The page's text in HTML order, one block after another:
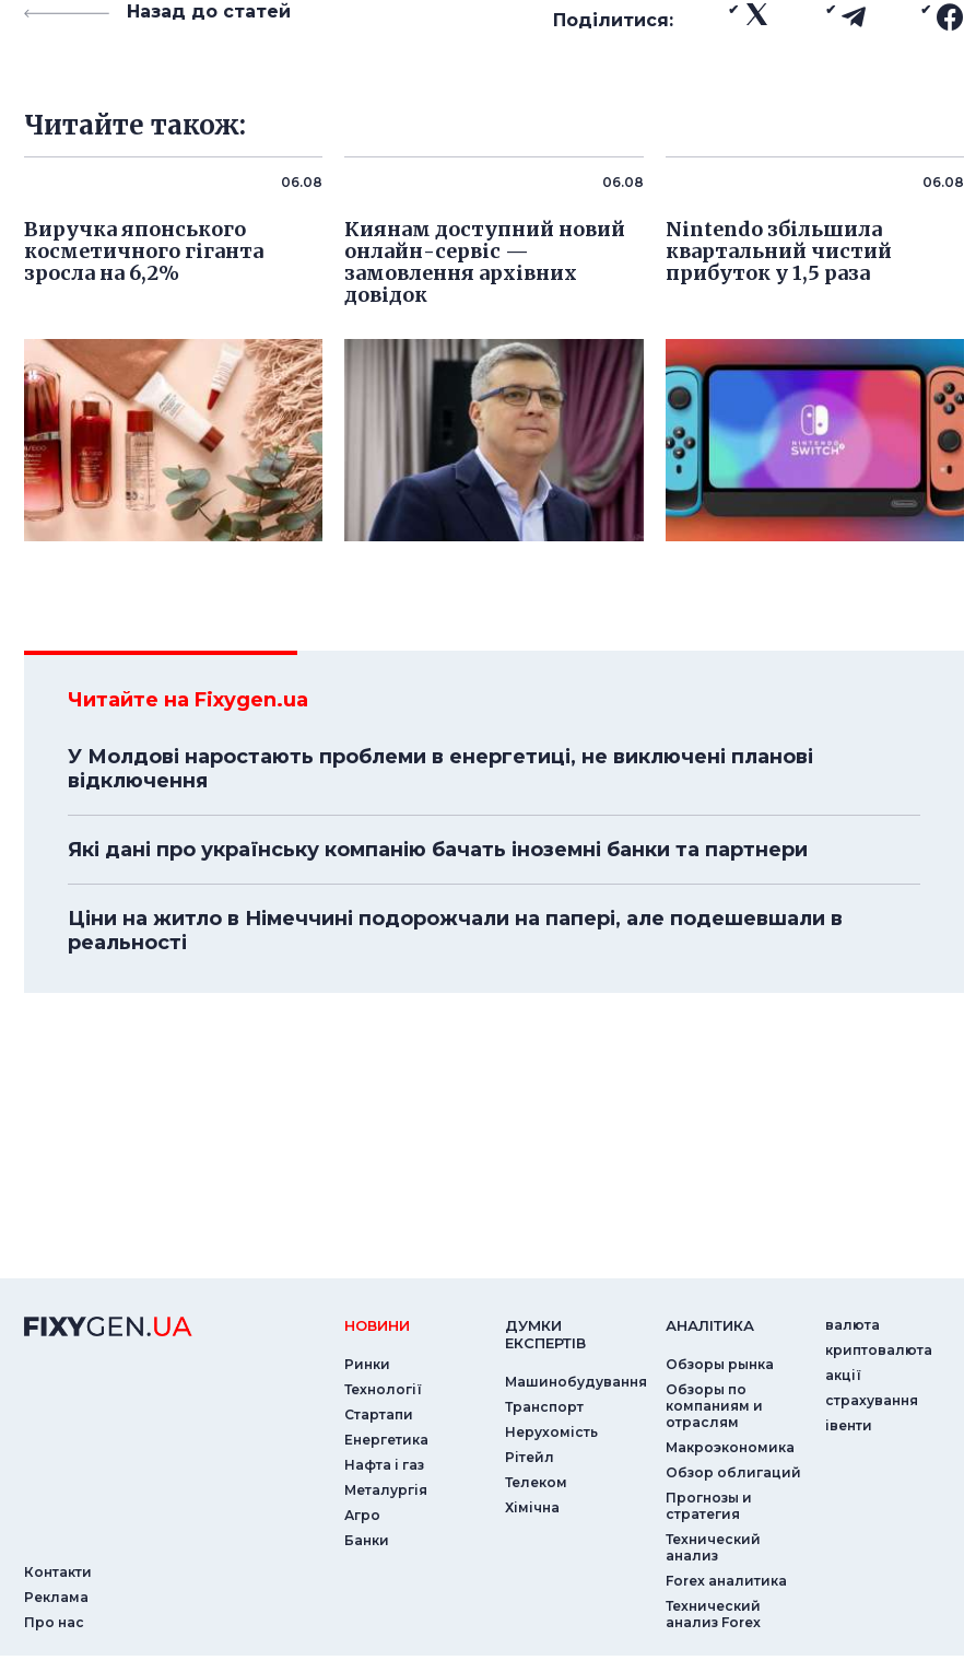
Назад до статей Поділитися:
Читайте також:
06.08
Виручка японського
косметичного гіганта
зросла на 6,2%
06.08
Киянам доступний новий
онлайн-сервіс —
замовлення архівних
довідок
06.08
Nintendo збільшила
квартальний чистий
прибуток у 1,5 раза
Читайте на Fixygen.ua
У Молдові наростають проблеми в енергетиці, не виключені планові
відключення
Які дані про українську компанію бачать іноземні банки та партнери
Ціни на житло в Німеччині подорожчали на папері, але подешевшали в
реальності
Контакти
Реклама
Про нас
НОВИНИ
Ринки
Технології
Стартапи
Енергетика
Нафта і газ
Металургія
Агро
Банки
ДУМКИ
ЕКСПЕРТIВ
Машинобудування
Транспорт
Нерухомість
Рітейл
Телеком
Хімічна
АНАЛIТИКА
Обзоры рынка
Обзоры по
компаниям и
отраслям
Макроэкономика
Обзор облигаций
Прогнозы и
стратегия
Технический
анализ
Forex аналитика
Технический
анализ Forex
валюта
криптовалюта
акції
страхування
iвенти